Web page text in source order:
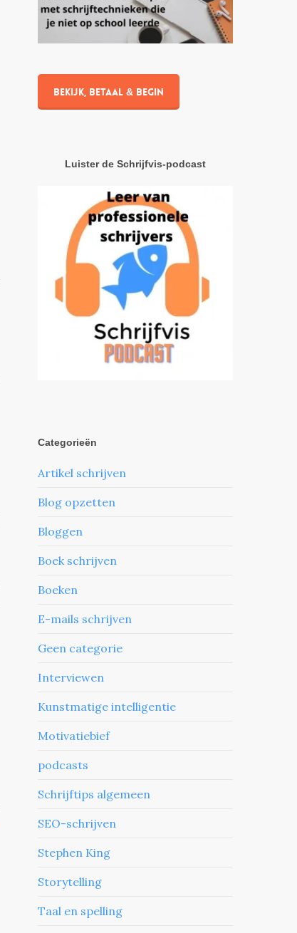
Bekijk, betaal & begin
Luister de Schrijfvis-podcast
Categorieën
Artikel schrijven
Blog opzetten
Bloggen
Boek schrijven
Boeken
E-mails schrijven
Geen categorie
Interviewen
Kunstmatige intelligentie
Motivatiebief
podcasts
Schrijftips algemeen
SEO-schrijven
Stephen King
Storytelling
Taal en spelling